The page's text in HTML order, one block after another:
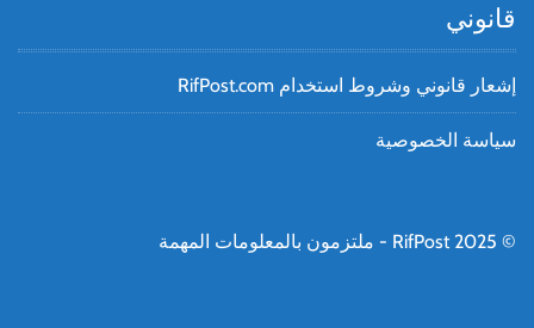
قانوني
إشعار قانوني وشروط استخدام RifPost.com
سياسة الخصوصية
© RifPost 2025 - ملتزمون بالمعلومات المهمة